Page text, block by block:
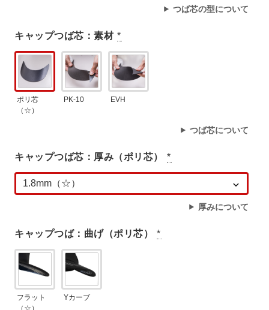
つば芯の型について
キャップつば芯：素材 *
ポリ芯
（☆）
PK-10 EVH
つば芯について
キャップつば芯：厚み（ポリ芯） *
厚みについて
キャップつば：曲げ（ポリ芯） *
フラット
（☆）
Yカーブ